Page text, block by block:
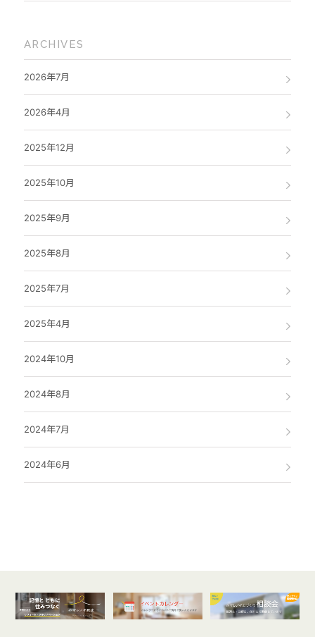
ARCHIVES
2026年7月
2026年4月
2025年12月
2025年10月
2025年9月
2025年8月
2025年7月
2025年4月
2024年10月
2024年8月
2024年7月
2024年6月
オンライン
開催受付中